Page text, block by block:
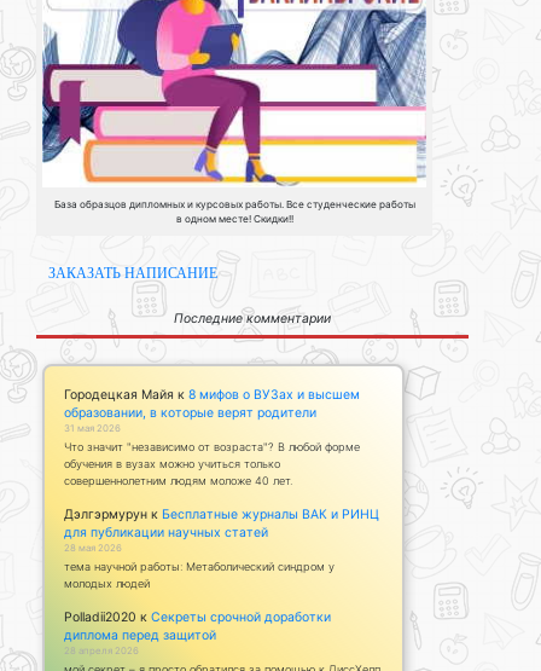
База образцов дипломных и курсовых работы. Все студенческие работы
в одном месте! Скидки!!
ЗАКАЗАТЬ НАПИСАНИЕ
Последние комментарии
Городецкая Майя к 8 мифов о ВУЗах и высшем
образовании, в которые верят родители
31 мая 2026
Что значит "независимо от возраста"? В любой форме
обучения в вузах можно учиться только
совершеннолетним людям моложе 40 лет.
Дэлгэрмурун к Бесплатные журналы ВАК и РИНЦ
для публикации научных статей
28 мая 2026
тема научной работы: Метаболический синдром у
молодых людей
Polladii2020 к Секреты срочной доработки
диплома перед защитой
28 апреля 2026